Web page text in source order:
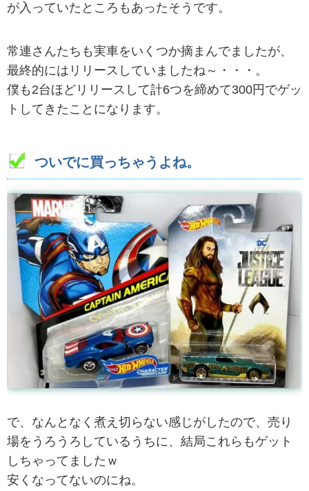
が入っていたところもあったそうです。
常連さんたちも実車をいくつか摘まんでましたが、
最終的にはリリースしていましたね～・・・。
僕も2台ほどリリースして計6つを締めて300円でゲッ
トしてきたことになります。
ついでに買っちゃうよね。
で、なんとなく煮え切らない感じがしたので、売り
場をうろうろしているうちに、結局これらもゲット
しちゃってましたｗ
安くなってないのにね。